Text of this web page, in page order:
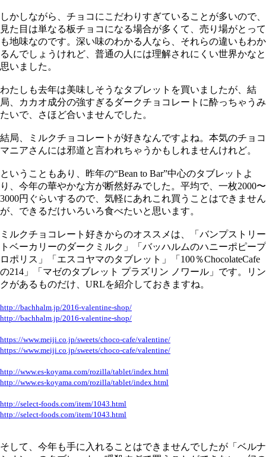
しかしながら、チョコにこだわりすぎていることが多いので、
見た目は単なる板チョコになる場合が多くて、売り場がとって
も地味なのです。深い味のわかる人なら、それらの違いもわか
るんでしょうけれど、普通の人には理解されにくい世界かなと
思いました。
わたしも去年は美味しそうなタブレットを買いましたが、結
局、カカオ成分の強すぎるダークチョコレートに酔っちゃうみ
たいで、さほど合いませんでした。
結局、ミルクチョコレートが好きなんですよね。本気のチョコ
マニアさんには邪道と言われちゃうかもしれませんけれど。
ということもあり、昨年の“Bean to Bar”中心のタブレットよ
り、今年の華やかな方が断然好みでした。平均で、一枚2000〜
3000円ぐらいするので、気軽にあれこれ買うことはできません
が、できるだけいろいろ食べたいと思います。
ミルクチョコレート好きからのオススメは、「バンプストリー
トベーカリーのダークミルク」「バッハルムのハニーポピープ
ロポリス」「エスコヤマのタブレット」「100％ChocolateCafe
の214」「マゼのタブレット プラズリン ノワール」です。リン
クがあるものだけ、URLを紹介しておきますね。
http://bachhalm.jp/2016-valentine-shop/
http://bachhalm.jp/2016-valentine-shop/
https://www.meiji.co.jp/sweets/choco-cafe/valentine/
https://www.meiji.co.jp/sweets/choco-cafe/valentine/
http://www.es-koyama.com/rozilla/tablet/index.html
http://www.es-koyama.com/rozilla/tablet/index.html
http://select-foods.com/item/1043.html
http://select-foods.com/item/1043.html
そして、今年も手に入れることはできませんでしたが「ベルナ